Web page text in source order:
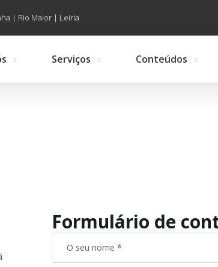
| Rio Maior | Leiria
Serviços Conteúdos
Formulário de